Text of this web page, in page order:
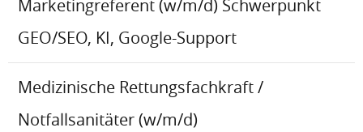
Marketingreferent (w/m/d) Schwerpunkt
GEO/SEO, KI, Google-Support
Medizinische Rettungsfachkraft /
Notfallsanitäter (w/m/d)